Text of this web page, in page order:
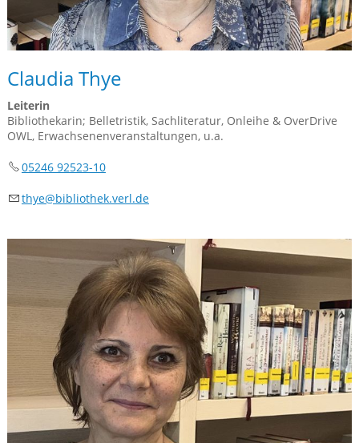
Claudia Thye
Leiterin
Bibliothekarin; Belletristik, Sachliteratur, Onleihe & OverDrive
OWL, Erwachsenenveranstaltungen, u.a.
05246 92523-10
thy b bl th k v rl d